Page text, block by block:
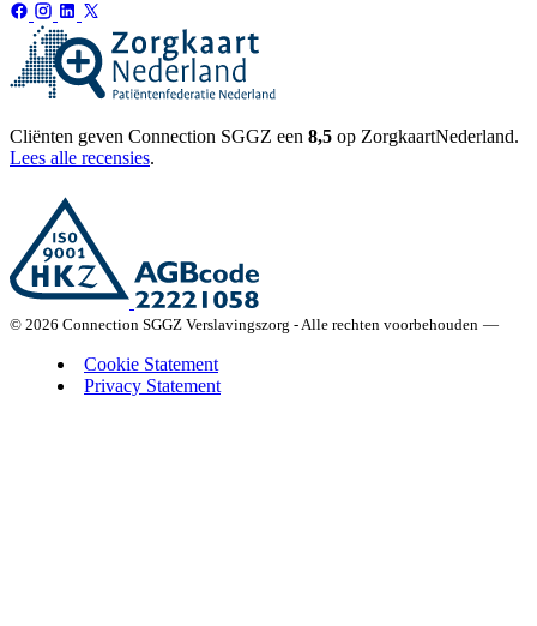
Cliënten geven Connection SGGZ een 8,5 op ZorgkaartNederland.
Lees alle recensies.
© 2026 Connection SGGZ Verslavingszorg - Alle rechten voorbehouden —
Cookie Statement
Privacy Statement